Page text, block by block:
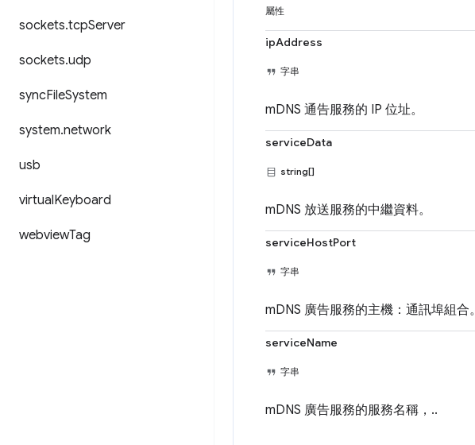
sockets.tcpServer
sockets.udp
syncFileSystem
system.network
usb
virtualKeyboard
webviewTag
屬性
ipAddress
字串
mDNS 通告服務的 IP 位址。
serviceData
string[]
mDNS 放送服務的中繼資料。
serviceHostPort
字串
mDNS 廣告服務的主機：通訊埠組合。
serviceName
字串
mDNS 廣告服務的服務名稱，..